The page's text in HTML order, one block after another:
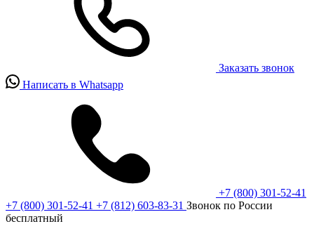
Заказать звонок
Написать в Whatsapp
+7 (800) 301-52-41
+7 (800) 301-52-41 +7 (812) 603-83-31 Звонок по России
бесплатный